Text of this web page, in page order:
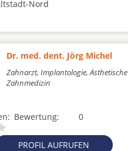
Nord
Dr. med. dent. Jörg Michel
Zahnarzt, Implantologie, Ästhetische
Zahnmedizin
0
Bewertung:
PROFIL AUFRUFEN